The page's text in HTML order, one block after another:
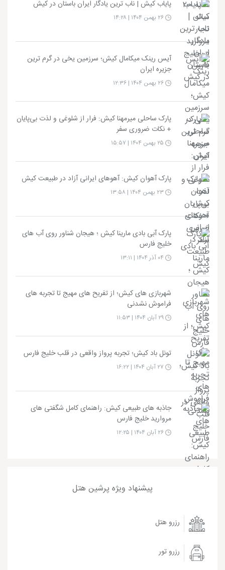
پایاب کیش | ناب ترین یادگار ایران باستان در کیش
آیس رینک میکامال کیش؛ سرزمین یخی در گرم ترین
جزیره ایران
پارک ساحلی میرمهنا کیش: فرار از شلوغی و لذت بی‌پایان
+ نکات ضروری سفر
پارک آهوان کیش: آهوهای ایرانی آزاد در طبیعت کیش
پارک آبی بادی مارینا کیش ؛ هیجان شناور روی آب های
خلیج فارس
شهربازی های کیش؛ از تفریح های مهیج تا تجربه های
فراموش نشدنی
تونل باد کیش؛ تجربه پرواز واقعی در قلب خلیج فارس
جاذبه های طبیعی کیش: راهنمای کامل شگفتی های
مروارید خلیج فارس
پیشنهاد ویژه پرشین هتل
رزرو هتل
رزرو تور